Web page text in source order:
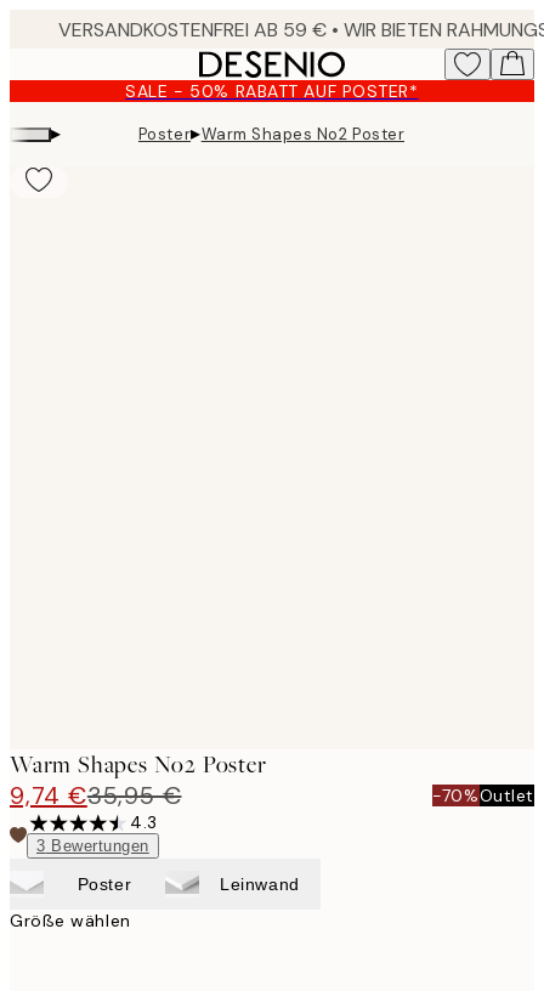
content.
SALE - 50% RABATT AUF POSTER*
▸ Poster▸Warm Shapes No2 Poster
Warm Shapes No2 Poster
9,74 €35,95 € -70%Outlet
4.3
3 Bewertungen
Poster Leinwand
Größe wählen